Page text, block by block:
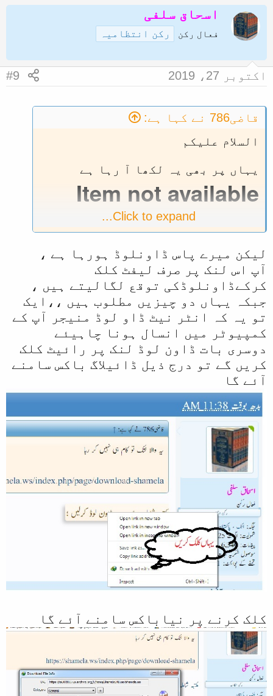
اسحاق سلفی
فعال رکن رکن انتظامیہ
اکتوبر 27، 2019 #9
قاضی786 نے کہا ہے:
السلام علیکم
یہاں پر بھی یہ لکھا آ رہا ہے
Item not available
The item is not available due to issues with the item's
Click to expand...
لیکن میرے پاس ڈاونلوڈ ہورہا ہے ،
آپ اس لنک پر صرف لیفٹ کلک
کرکےڈاونلوڈکی توقع لگالیتے ہیں ،
جبکہ یہاں دو چیزیں مطلوب ہیں ،،ایک
تو یہ کہ انٹر نیٹ ڈاو لوڈ منیجر آپ کے
کمپیوٹر میں انسال ہونا چاہیئے
دوسری بات ڈاون لوڈ لنک پر رائیٹ کلک
کریں گے تو درج ذیل ڈائیلاگ باکس سامنے
آئے گا
کلک کرنے پر نیاباکس سامنے آئے گا